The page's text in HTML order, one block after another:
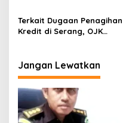
dan Terukur
Terkait Dugaan Penagihan
Kredit di Serang, OJK
Jangan Lewatkan